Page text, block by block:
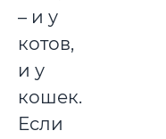
– и у
котов,
и у
кошек.
Если